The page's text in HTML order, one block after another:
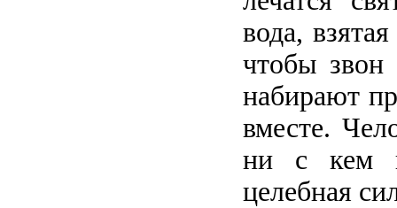
вода,
чтобы
набирают
вместе.
ни с кем
целебная